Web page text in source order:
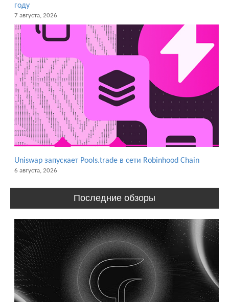
году
7 августа, 2026
Uniswap запускает Pools.trade в сети Robinhood Chain
6 августа, 2026
Последние обзоры